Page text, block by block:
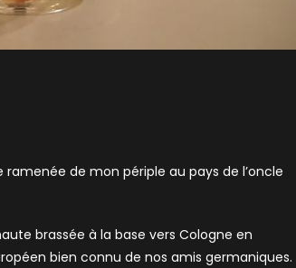
ramenée de mon périple au pays de l’oncle
brassée à la base vers Cologne en
bien connu de nos amis germaniques.